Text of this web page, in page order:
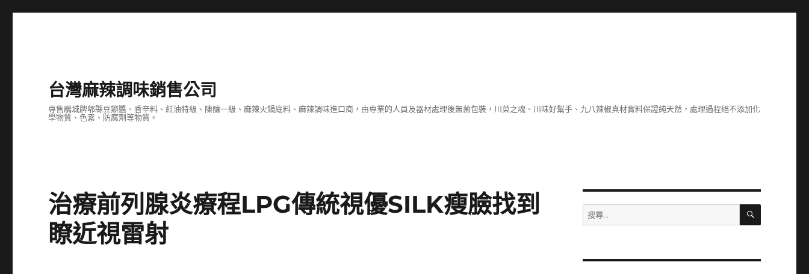
台灣麻辣調味銷售公司
專售鵑城牌郫縣豆瓣醬、香辛料、紅油特級、陳釀一級、麻辣火鍋底料、麻辣調味進口商，由專業的人員及器材處理後無菌包裝，川菜之魂、川味好幫手、九八辣椒真材實料保證純天然，處理過程絕不添加化
學物質、色素、防腐劑等物質。
治療前列腺炎療程LPG傳統視優SILK瘦臉找到
瞭近視雷射
搜
尋
字:
搜